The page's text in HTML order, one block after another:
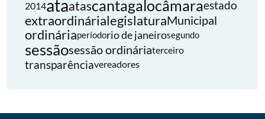
2014ataatascantagalocâmaraestado
extraordinárialegislaturaMunicipal
ordináriaperíodorio de janeirosegundo
sessãosessão ordináriaterceiro
transparênciavereadores